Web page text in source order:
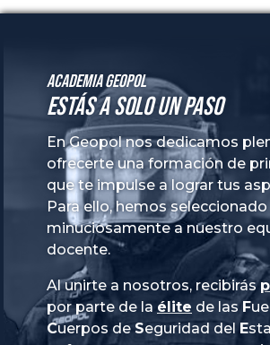
Academia GeoPol
Estás a solo un paso
En Geopol nos dedicamos
ofrecerte una formación de
que te impulse a lograr tus
Para ello, hemos seleccionado
minuciosamente a nuestro
docente.
Al unirte a nosotros, recibirás
por parte de la élite de las
Cuerpos de Seguridad del